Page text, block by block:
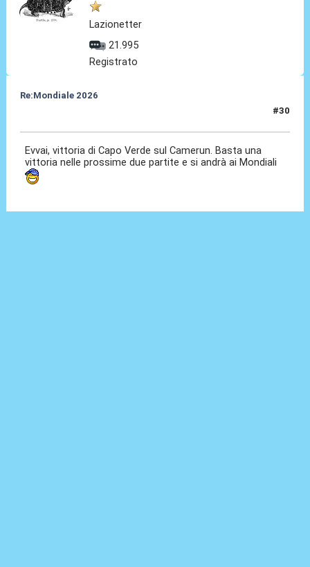
Lazionetter
21.995
Registrato
Re:Mondiale 2026
#30
Evvai, vittoria di Capo Verde sul Camerun. Basta una
vittoria nelle prossime due partite e si andrà ai Mondiali